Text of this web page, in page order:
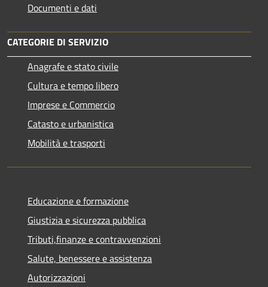
Documenti e dati
CATEGORIE DI SERVIZIO
Anagrafe e stato civile
Cultura e tempo libero
Imprese e Commercio
Catasto e urbanistica
Mobilità e trasporti
Educazione e formazione
Giustizia e sicurezza pubblica
Tributi,finanze e contravvenzioni
Salute, benessere e assistenza
Autorizzazioni